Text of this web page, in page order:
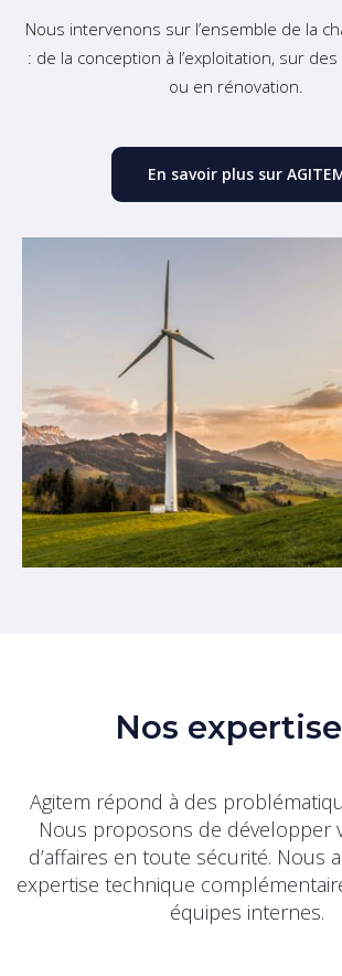
Nous intervenons sur l’ensemble de la
: de la conception à l’exploitation, sur
ou en rénovation.
En savoir plus sur
Nos
Agitem répond à des
Nous proposons de développer
d’affaires en toute sécurité. Nous
expertise technique
équipes internes.